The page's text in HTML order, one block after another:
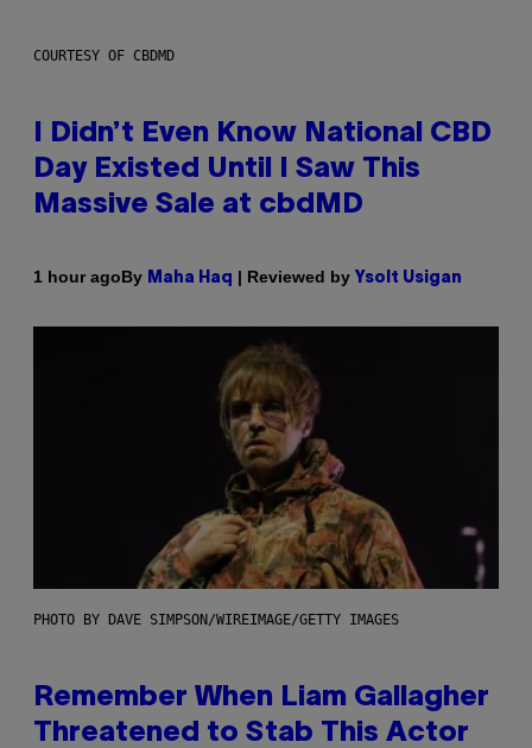
COURTESY OF CBDMD
I Didn’t Even Know National CBD
Day Existed Until I Saw This
Massive Sale at cbdMD
1 hour agoBy Maha Haq | Reviewed by Ysolt Usigan
PHOTO BY DAVE SIMPSON/WIREIMAGE/GETTY IMAGES
Remember When Liam Gallagher
Threatened to Stab This Actor